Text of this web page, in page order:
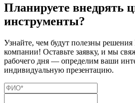
Планируете внедрять
инструменты?
Узнайте, чем будут полезны
компании! Оставьте заявку, и мы
рабочего дня — определим ваши
индивидуальную презентацию.